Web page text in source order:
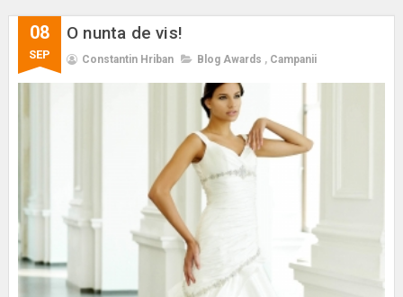
08
SEP
O nunta de vis!
Constantin Hriban Blog Awards , Campanii